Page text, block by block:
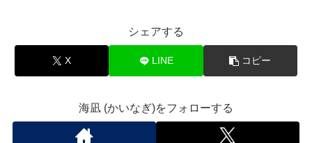
シェアする
X LINE コピー
海凪 (かいなぎ)をフォローする